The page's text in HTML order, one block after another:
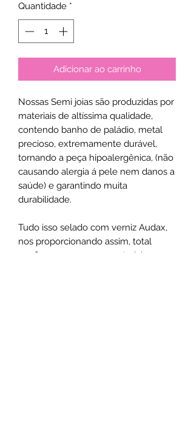
Quantidade *
Adicionar ao carrinho
Nossas Semi joias são produzidas por
materiais de altíssima qualidade,
contendo banho de paládio, metal
precioso, extremamente durável,
tornando a peça hipoalergênica, (não
causando alergia á pele nem danos a
saúde) e garantindo muita
durabilidade.
Tudo isso selado com verniz Audax,
nos proporcionando assim, total
confiança em nossos materiais e